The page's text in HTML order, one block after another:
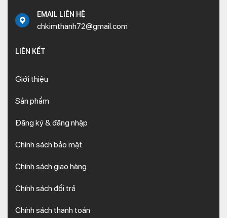
EMAIL LIÊN HỆ
chkimthanh72@gmail.com
LIÊN KẾT
Giới thiệu
Sản phẩm
Đăng ký & đăng nhập
Chính sách bảo mật
Chính sách giao hàng
Chính sách đổi trả
Chính sách thanh toán